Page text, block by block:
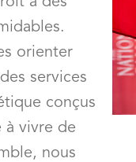
orienter
services
conçus
vivre de
nous